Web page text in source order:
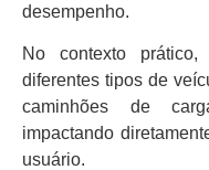
desempenho.
No contexto
diferentes tipos de
caminhões de
impactando
usuário.